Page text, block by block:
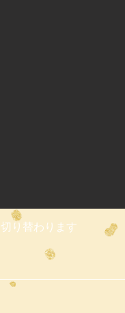
面に切り替わります